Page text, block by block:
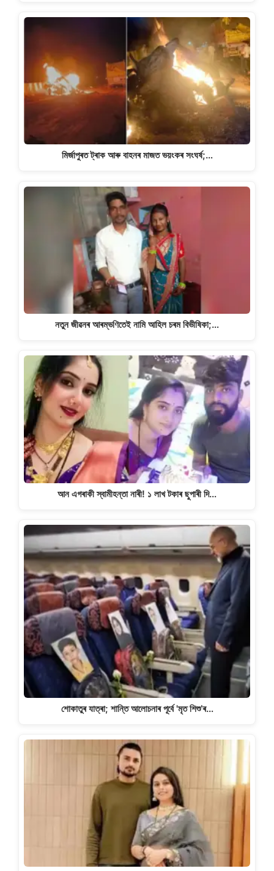
মিৰ্জাপুৰত ট্ৰাক আৰু বাহনৰ মাজত ভয়ংকৰ সংঘৰ্ষ;…
নতুন জীৱনৰ আৰম্ভণিতেই নামি আহিল চৰম বিভীষিকা;…
আন এগৰাকী স্বামীহন্তা নাৰী! ১ লাখ টকাৰ ছুপাৰী দি…
শোকাতুৰ যাত্ৰা; শান্তি আলোচনাৰ পূৰ্বে 'মৃত শিশু’ৰ…